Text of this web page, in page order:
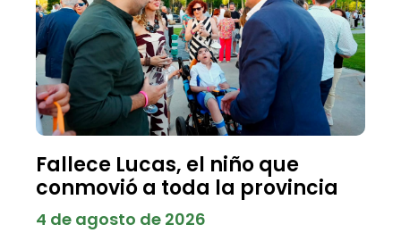
Fallece Lucas, el niño que
conmovió a toda la provincia
4 de agosto de 2026